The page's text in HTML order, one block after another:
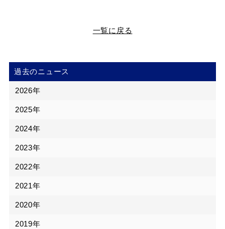
一覧に戻る
過去のニュース
2026年
2025年
2024年
2023年
2022年
2021年
2020年
2019年